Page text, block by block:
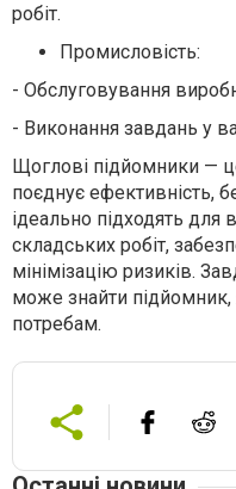
робіт.
Промисловість:
- Обслуговування
- Виконання завдань у
Щоглові підйомники —
поєднує ефективність,
ідеально підходять для
складських робіт,
мінімізацію ризиків.
може знайти підйомник,
потребам.